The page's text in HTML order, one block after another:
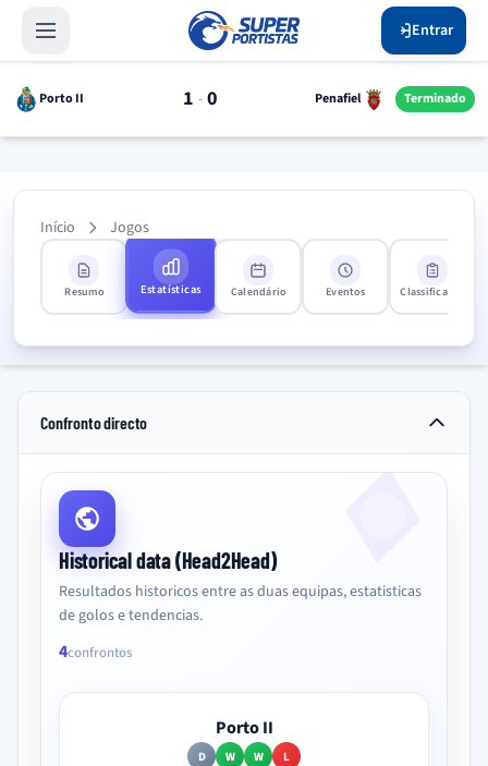
Entrar
Porto II 1 - 0 Penafiel Terminado
Início Jogos
Resumo Estatísticas Calendário Eventos Classificação
Confronto directo
Historical data (Head2Head)
Resultados historicos entre as duas equipas, estatisticas
de golos e tendencias.
4confrontos
Porto II
D W W L